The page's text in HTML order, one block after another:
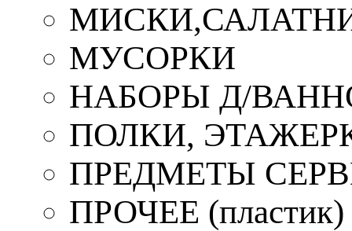
МУСОРКИ
НАБОРЫ Д/
ПОЛКИ,
ПРЕДМЕТЫ
ПРОЧЕЕ (пластик)